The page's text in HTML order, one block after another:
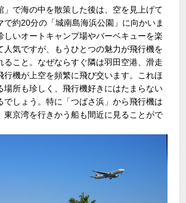
」で海の中を散策した後は、空を見上げて
で約20分の「城南島海浜公園」に向かいま
しいオートキャンプ場やバーベキューを楽
人気ですが、もうひとつの魅力が飛行機を
ること。なぜならすぐ隣は羽田空港、滑走
行機が上空を頻繁に飛び交います。これほ
場所も珍しく、飛行機好きにはたまらない
でしょう。特に「つばさ浜」から飛行機は
東京湾を行きかう船も間近に見ることがで